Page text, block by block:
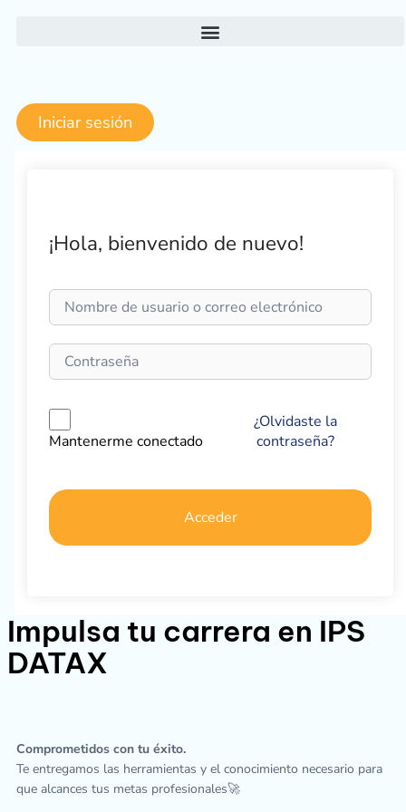
Iniciar sesión
¡Hola, bienvenido de nuevo!
Mantenerme conectado
¿Olvidaste la
contraseña?
Acceder
Impulsa tu carrera en IPS
DATAX
Comprometidos con tu éxito.
Te entregamos las herramientas y el conocimiento necesario para
que alcances tus metas profesionales🚀